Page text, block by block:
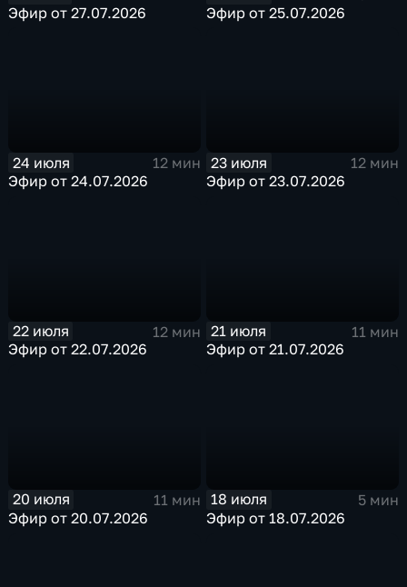
Эфир от 27.07.2026
Эфир от 25.07.2026
24 июля
12 мин
Эфир от 24.07.2026
23 июля
12 мин
Эфир от 23.07.2026
22 июля
12 мин
Эфир от 22.07.2026
21 июля
11 мин
Эфир от 21.07.2026
20 июля
11 мин
Эфир от 20.07.2026
18 июля
5 мин
Эфир от 18.07.2026